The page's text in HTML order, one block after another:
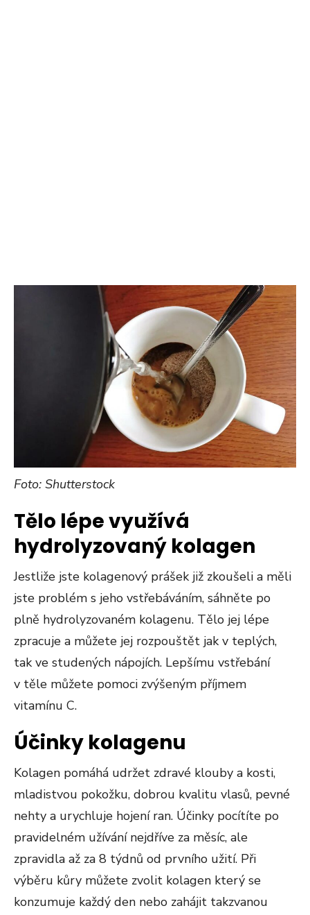
Foto: Shutterstock
Tělo lépe využívá
hydrolyzovaný kolagen
Jestliže jste kolagenový prášek již zkoušeli a měli
jste problém s jeho vstřebáváním, sáhněte po
plně hydrolyzovaném kolagenu. Tělo jej lépe
zpracuje a můžete jej rozpouštět jak v teplých,
tak ve studených nápojích. Lepšímu vstřebání
v těle můžete pomoci zvýšeným příjmem
vitamínu C.
Účinky kolagenu
Kolagen pomáhá udržet zdravé klouby a kosti,
mladistvou pokožku, dobrou kvalitu vlasů, pevné
nehty a urychluje hojení ran. Účinky pocítíte po
pravidelném užívání nejdříve za měsíc, ale
zpravidla až za 8 týdnů od prvního užití. Při
výběru kůry můžete zvolit kolagen který se
konzumuje každý den nebo zahájit takzvanou